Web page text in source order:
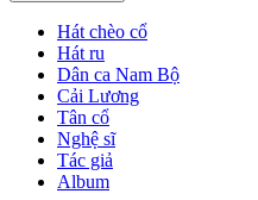
Hát chèo cổ
Hát ru
Dân ca Nam Bộ
Cải Lương
Tân cổ
Nghệ sĩ
Tác giả
Album